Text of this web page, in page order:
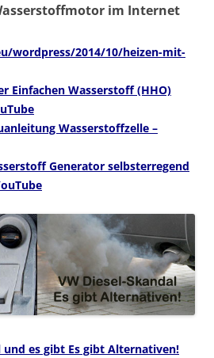
im Internet
wordpress/2014/10/heizen-mit-
Einfachen Wasserstoff (HHO)
Wasserstoffzelle –
Generator selbsterregend
und es gibt Es gibt Alternativen!